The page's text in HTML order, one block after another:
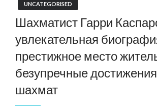
UNCATEGORISED
Шахматист Гарри
увлекательная
престижное место
безупречные
шахмат